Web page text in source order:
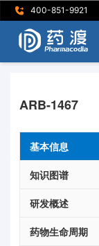
400-851-9921
ARB-1467
基本信息
知识图谱
研发概述
药物生命周期